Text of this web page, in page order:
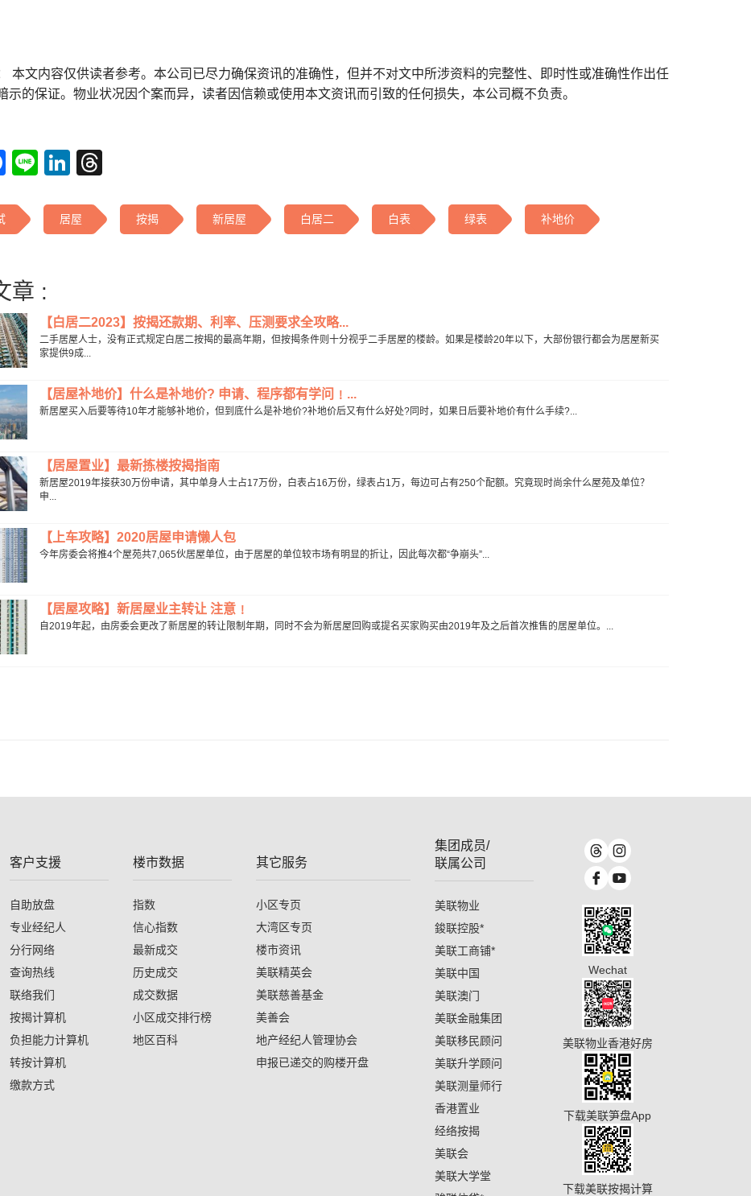
本文内容仅供读者参考。本公司已尽力确保资讯的准确性，但并不对文中所涉资料的完整性、即时性或准确性作出任
示的保证。物业状况因个案而异，读者因信赖或使用本文资讯而引致的任何损失，本公司概不负责。
Facebook
LineLinkedIn
居屋 按揭 新居屋 白居二 白表 绿表 补地价
章 :
【白居二2023】按揭还款期、利率、压测要求全攻略...
二手居屋人士，没有正式规定白居二按揭的最高年期，但按揭条件则十分视乎二手居屋的楼龄。如果是楼龄20年以下，大部份银行都会为居屋新买
家提供9成...
【居屋补地价】什么是补地价? 申请、程序都有学问﹗...
新居屋买入后要等待10年才能够补地价，但到底什么是补地价?补地价后又有什么好处?同时，如果日后要补地价有什么手续?...
【居屋置业】最新拣楼按揭指南
新居屋2019年接获30万份申请，其中单身人士占17万份，白表占16万份，绿表占1万，每边可占有250个配额。究竟现时尚余什么屋苑及单位？
申...
【上车攻略】2020居屋申请懒人包
今年房委会将推4个屋苑共7,065伙居屋单位，由于居屋的单位较市场有明显的折让，因此每次都“争崩头”...
【居屋攻略】新居屋业主转让 注意﹗
自2019年起，由房委会更改了新居屋的转让限制年期，同时不会为新居屋回购或提名买家购买由2019年及之后首次推售的居屋单位。...
客户支援
自助放盘
专业经纪人
分行网络
查询热线
联络我们
按揭计算机
负担能力计算机
转按计算机
缴款方式
楼市数据
指数
信心指数
最新成交
历史成交
成交数据
小区成交排行榜
地区百科
其它服务
小区专页
大湾区专页
楼市资讯
美联精英会
美联慈善基金
美善会
地产经纪人管理协会
申报已递交的购楼开盘
集团成员/
联属公司
美联物业
鋑联控股*
美联工商铺*
美联中国
美联澳门
美联金融集团
美联移民顾问
美联升学顾问
美联测量师行
香港置业
经络按揭
美联会
美联大学堂
Wechat
美联物业香港好房
下载美联笋盘App
下载美联按揭计算